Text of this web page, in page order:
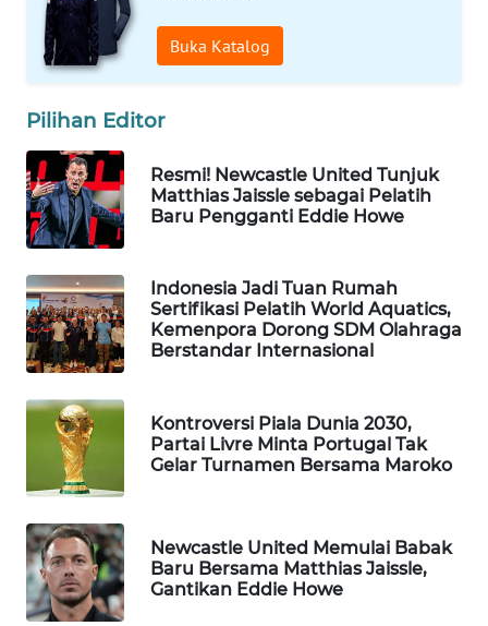
Buka Katalog
Pilihan Editor
Resmi! Newcastle United Tunjuk
Matthias Jaissle sebagai Pelatih
Baru Pengganti Eddie Howe
Indonesia Jadi Tuan Rumah
Sertifikasi Pelatih World Aquatics,
Kemenpora Dorong SDM Olahraga
Berstandar Internasional
Kontroversi Piala Dunia 2030,
Partai Livre Minta Portugal Tak
Gelar Turnamen Bersama Maroko
Newcastle United Memulai Babak
Baru Bersama Matthias Jaissle,
Gantikan Eddie Howe
WN
BOROBUDUR
WN
MADURA
WN
SURABAYA
NATUNA
WN
BINTAN
WN
MANDALIKA
LIKUPANG
WN
LABUANBAJO